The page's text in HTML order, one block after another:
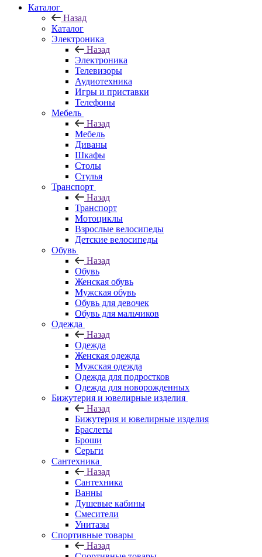
Каталог
Назад
Каталог
Электроника
Назад
Электроника
Телевизоры
Аудиотехника
Игры и приставки
Телефоны
Мебель
Назад
Мебель
Диваны
Шкафы
Столы
Стулья
Транспорт
Назад
Транспорт
Мотоциклы
Взрослые велосипеды
Детские велосипеды
Обувь
Назад
Обувь
Женская обувь
Мужская обувь
Обувь для девочек
Обувь для мальчиков
Одежда
Назад
Одежда
Женская одежда
Мужская одежда
Одежда для подростков
Одежда для новорожденных
Бижутерия и ювелирные изделия
Назад
Бижутерия и ювелирные изделия
Браслеты
Броши
Серьги
Сантехника
Назад
Сантехника
Ванны
Душевые кабины
Смесители
Унитазы
Спортивные товары
Назад